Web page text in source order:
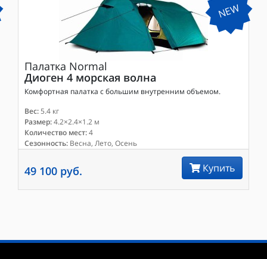
NEW
Палатка Normal
Диоген 4 морская волна
Комфортная палатка с большим внутренним объемом.
Вес:5.4 кг
Размер:4.2×2.4×1.2 м
Количество мест:4
Сезонность: Весна, Лето, Осень
49 100 руб. Купить